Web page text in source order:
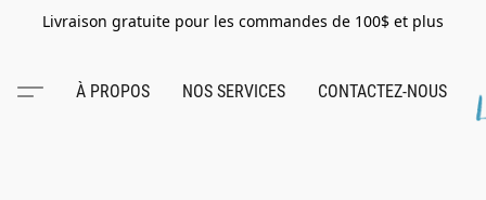
Livraison gratuite pour les commandes de 100$ et plus
À PROPOS NOS SERVICES CONTACTEZ-NOUS